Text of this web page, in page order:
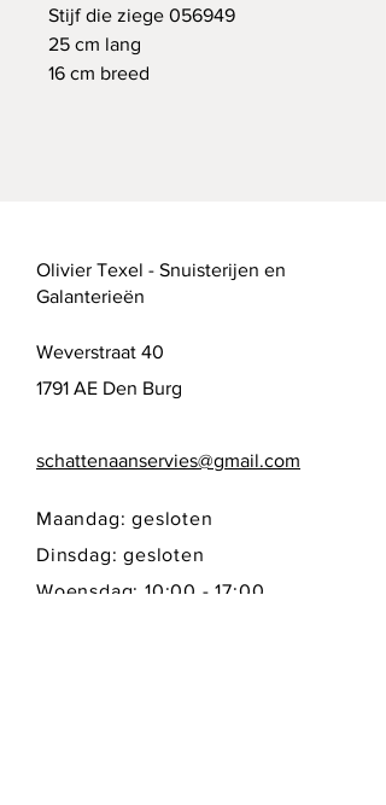
Stijf die ziege 056949
25 cm lang
16 cm breed
Olivier Texel - Snuisterijen en
Galanterieën
Weverstraat 40
1791 AE Den Burg
schattenaanservies@gmail.com
Maandag: gesloten
Dinsdag: gesloten
Woensdag: 10:00 - 17:00